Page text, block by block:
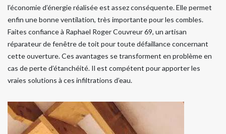
l’économie d’énergie réalisée est assez conséquente. Elle permet
enfin une bonne ventilation, très importante pour les combles.
Faites confiance à Raphael Roger Couvreur 69, un artisan
réparateur de fenêtre de toit pour toute défaillance concernant
cette ouverture. Ces avantages se transforment en problème en
cas de perte d’étanchéité. Il est compétent pour apporter les
vraies solutions à ces infiltrations d’eau.